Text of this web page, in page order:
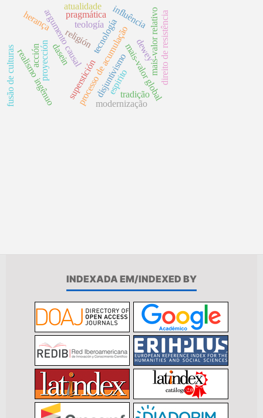
argumento causal
superstición
proyección processo de acumulaçãomais-valor global
mais-valor relativo
disjuntivismo
religión
realismo ingênuo
tecnología dewey
teología
espirito
influência
dasein
herança
modernização
tradição
fusão de culturas
pragmática direito de resistência
acción
atualidade
INDEXADA EM/INDEXED BY